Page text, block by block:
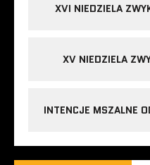
XVI NIEDZIELA
XV NIEDZIELA
INTENCJE MSZALNE